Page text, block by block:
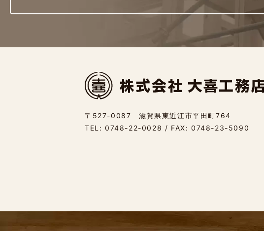
〒527-0087 滋賀県東近江市平田町764
TEL: 0748-22-0028 / FAX: 0748-23-5090